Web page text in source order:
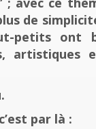
de
petits ont
artistiques
par là :